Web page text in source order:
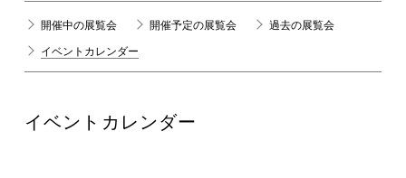
開催中の展覧会 開催予定の展覧会 過去の展覧会
イベントカレンダー
イベントカレンダー